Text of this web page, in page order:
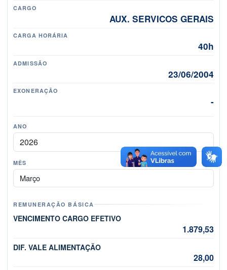
CARGO
AUX. SERVICOS GERAIS
CARGA HORÁRIA
40h
ADMISSÃO
23/06/2004
EXONERAÇÃO
-
ANO
MÊS
Mês
REMUNERAÇÃO BÁSICA
VENCIMENTO CARGO EFETIVO
1.879,53
DIF. VALE ALIMENTAÇÃO
28,00